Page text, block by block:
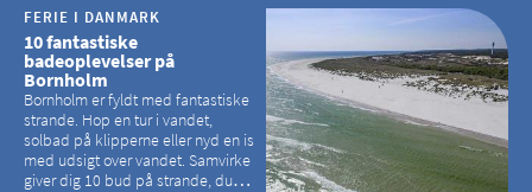
FERIE I DANMARK
10 fantastiske
badeoplevelser på
Bornholm
Bornholm er fyldt med fantastiske
strande. Hop en tur i vandet,
solbad på klipperne eller nyd en is
med udsigt over vandet. Samvirke
giver dig 10 bud på strande, du